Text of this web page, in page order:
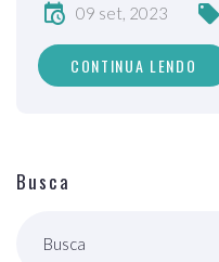
09 set, 2023
CONTINUA LENDO
Busca
Busca